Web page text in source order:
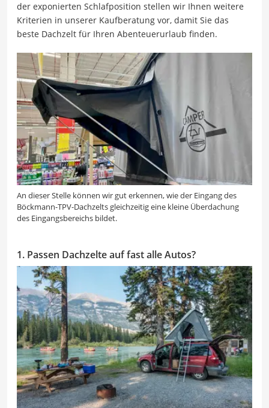
der exponierten Schlafposition stellen wir Ihnen weitere
Kriterien in unserer Kaufberatung vor, damit Sie das
beste Dachzelt für Ihren Abenteuerurlaub finden.
An dieser Stelle können wir gut erkennen, wie der Eingang des
Böckmann-TPV-Dachzelts gleichzeitig eine kleine Überdachung
des Eingangsbereichs bildet.
1. Passen Dachzelte auf fast alle Autos?